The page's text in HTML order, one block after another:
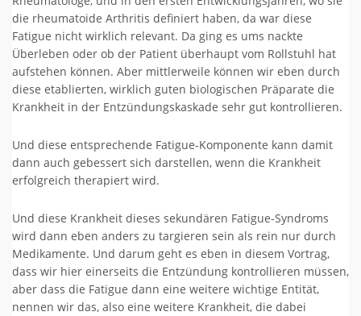
die rheumatoide Arthritis definiert haben, da war diese
Fatigue nicht wirklich relevant. Da ging es ums nackte
Überleben oder ob der Patient überhaupt vom Rollstuhl hat
aufstehen können. Aber mittlerweile können wir eben durch
diese etablierten, wirklich guten biologischen Präparate die
Krankheit in der Entzündungskaskade sehr gut kontrollieren.
Und diese entsprechende Fatigue-Komponente kann damit
dann auch gebessert sich darstellen, wenn die Krankheit
erfolgreich therapiert wird.
Und diese Krankheit dieses sekundären Fatigue-Syndroms
wird dann eben anders zu targieren sein als rein nur durch
Medikamente. Und darum geht es eben in diesem Vortrag,
dass wir hier einerseits die Entzündung kontrollieren müssen,
aber dass die Fatigue dann eine weitere wichtige Entität,
nennen wir das, also eine weitere Krankheit, die dabei